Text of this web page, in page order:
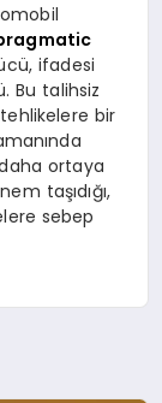
ifadesi
Bu talihsiz
bir
ortaya
taşıdığı,
sebep